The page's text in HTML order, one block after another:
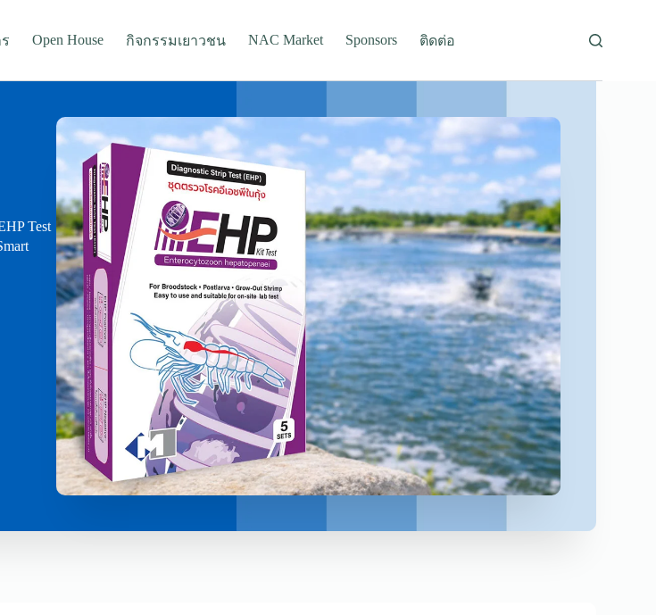
Open House กิจกรรมเยาวชน NAC Market Sponsors ติดต่อ
Test